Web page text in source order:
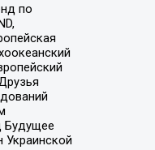
по
Будущее
Украинской